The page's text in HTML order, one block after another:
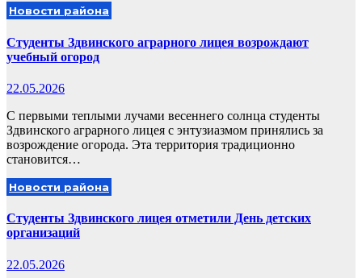
Новости района
Студенты Здвинского аграрного лицея возрождают
учебный огород
22.05.2026
С первыми теплыми лучами весеннего солнца студенты
Здвинского аграрного лицея с энтузиазмом принялись за
возрождение огорода. Эта территория традиционно
становится…
Новости района
Студенты Здвинского лицея отметили День детских
организаций
22.05.2026